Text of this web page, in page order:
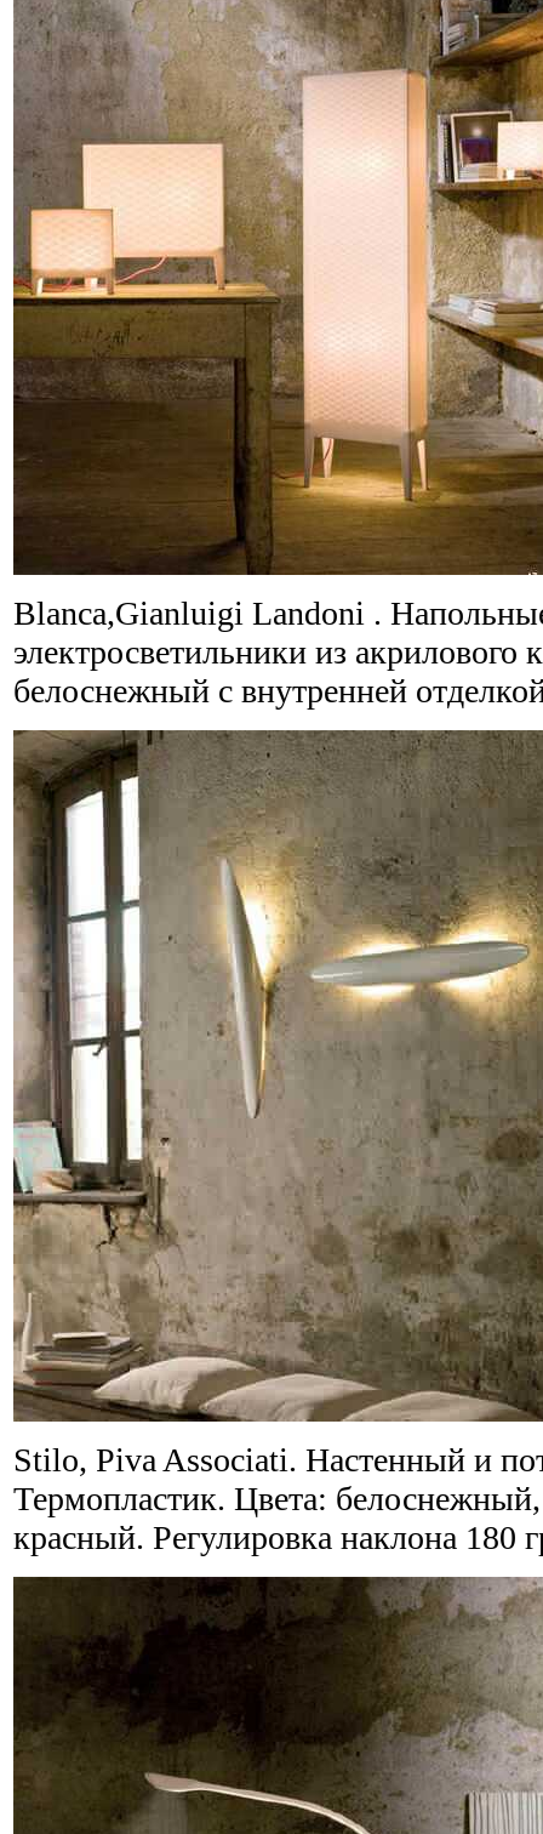
Blanca,Gianluigi Landoni .
электросветильники из акрилового
белоснежный с внутренней
Stilo, Piva Associati. Настенный и
Термопластик. Цвета:
красный. Регулировка наклона 180